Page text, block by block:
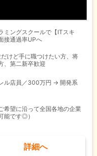
ミングスクールで【ITスキ
接通過率UPへ
けど手に職つけたい方、将
、第二新卒歓迎
ル店員／300万円 → 開発系
希望に沿って全国各地の企業
能です◎）
詳細へ